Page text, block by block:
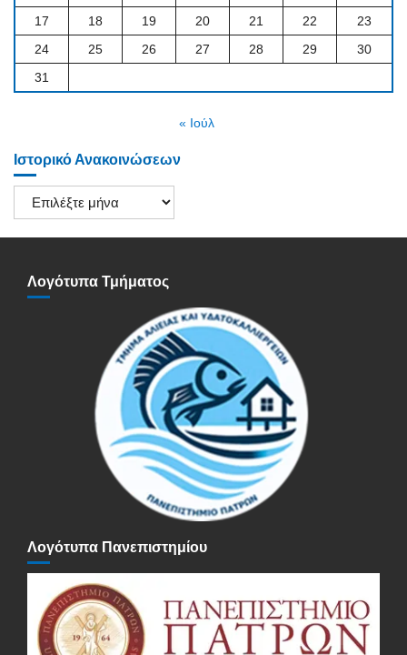
17
18 19 20 21 22
23
24
25 26 27 28 29
30
31
« Ιούλ
Ιστορικό Ανακοινώσεων
Ιστορικό
Ανακοινώσεων
Λογότυπα Τμήματος
Λογότυπα Πανεπιστημίου